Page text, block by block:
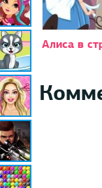
Алиса в